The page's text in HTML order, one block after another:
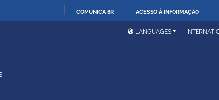
COMUNICA BR ACESSO À INFORMAÇÃO
Ministério da Defesa
Ministério das Relações
ExterioresLANGUAGES